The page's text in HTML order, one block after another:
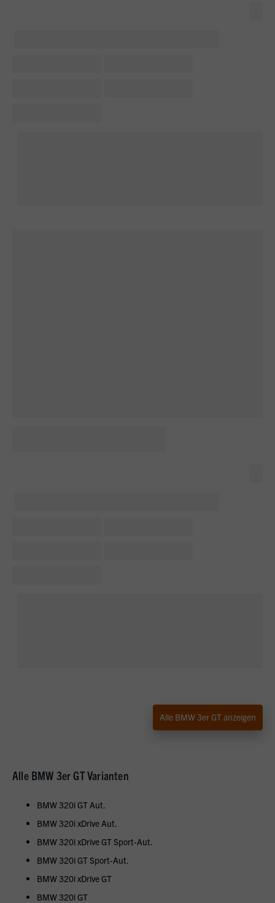
Alle BMW 3er GT anzeigen
Alle BMW 3er GT Varianten
BMW 320i GT Aut.
BMW 320i xDrive Aut.
BMW 320i xDrive GT Sport-Aut.
BMW 320i GT Sport-Aut.
BMW 320i xDrive GT
BMW 320i GT